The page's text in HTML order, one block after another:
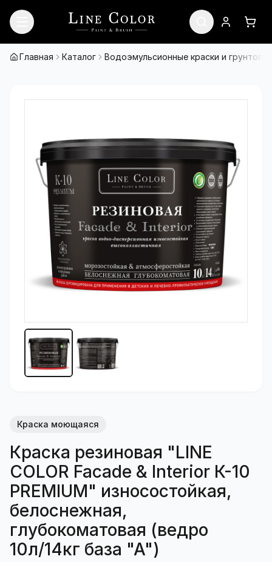
Войти
Главная Каталог Водоэмульсионные краски и грунтовки
Краска моющаяся
Краска резиновая "LINE
COLOR Facade & Interior К-10
PREMIUM" износостойкая,
белоснежная,
глубокоматовая (ведро
10л/14кг база "А")